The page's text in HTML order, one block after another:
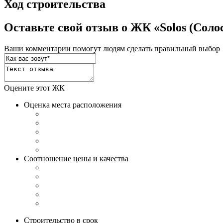
Ход строительства
Оставьте свой отзыв о ЖК «Solos
Ваши комментарии помогут людям сделать правильный выбор
Оцените этот ЖК
Оценка места расположения
Соотношение цены и качества
Строительство в срок